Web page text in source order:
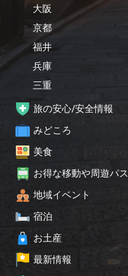
大阪
京都
福井
兵庫
三重
旅の安心/安全情報
みどころ
美食
お得な移動や周遊パス
地域イベント
宿泊
お土産
最新情報